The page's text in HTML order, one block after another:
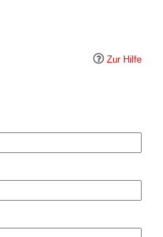
Zur Hilfe